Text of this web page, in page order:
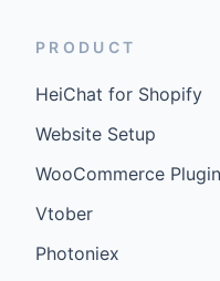
PRODUCT
HeiChat for Shopify
Website Setup
WooCommerce Plugin
Vtober
Photoniex